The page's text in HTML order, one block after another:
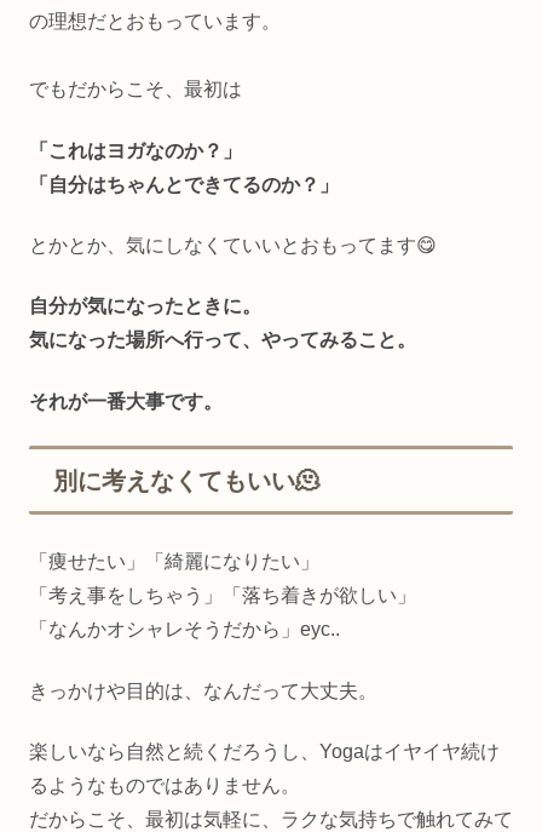
の理想だとおもっています。
でもだからこそ、最初は
「これはヨガなのか？」
「自分はちゃんとできてるのか？」
とかとか、気にしなくていいとおもってます😋
自分が気になったときに。
気になった場所へ行って、やってみること。
それが一番大事です。
別に考えなくてもいい🫠
「痩せたい」「綺麗になりたい」
「考え事をしちゃう」「落ち着きが欲しい」
「なんかオシャレそうだから」eyc..
きっかけや目的は、なんだって大丈夫。
楽しいなら自然と続くだろうし、Yogaはイヤイヤ続け
るようなものではありません。
だからこそ、最初は気軽に、ラクな気持ちで触れてみて